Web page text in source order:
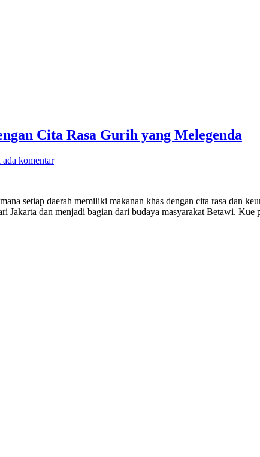
Cita Rasa Gurih yang Melegenda
ada komentar
setiap daerah memiliki makanan khas dengan cita rasa dan
Jakarta dan menjadi bagian dari budaya masyarakat Betawi.